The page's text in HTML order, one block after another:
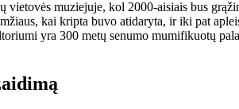
muziejuje, kol 2000-aisiais bus
kai kripta buvo atidaryta, ir iki pat
yra 300 metų senumo mumifikuotų